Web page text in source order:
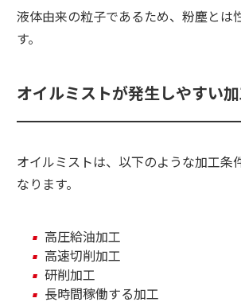
液体由来の粒子であるため、粉塵とは
す。
オイルミストが発生しやすい
オイルミストは、以下のような加工条
なります。
高圧給油加工
高速切削加工
研削加工
長時間稼働する加工